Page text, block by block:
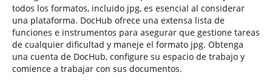
todos los formatos, incluido jpg, es esencial al considerar
una plataforma. DocHub ofrece una extensa lista de
funciones e instrumentos para asegurar que gestione tareas
de cualquier dificultad y maneje el formato jpg. Obtenga
una cuenta de DocHub, configure su espacio de trabajo y
comience a trabajar con sus documentos.